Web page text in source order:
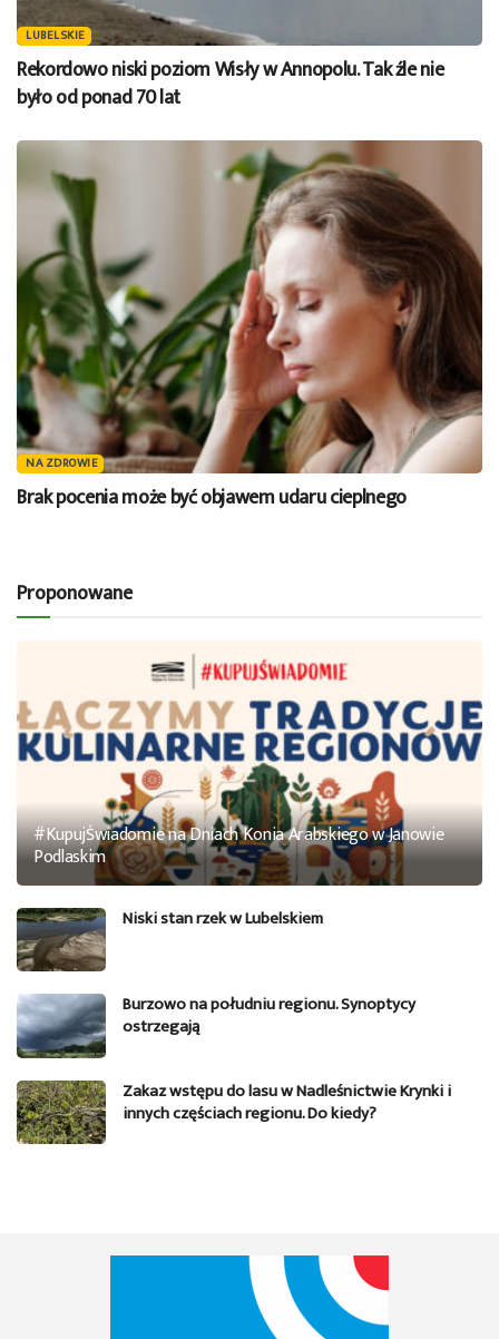
LUBELSKIE
Rekordowo niski poziom Wisły w Annopolu. Tak źle nie
było od ponad 70 lat
NA ZDROWIE
Brak pocenia może być objawem udaru cieplnego
Proponowane
#KupujŚwiadomie na Dniach Konia Arabskiego w Janowie
Podlaskim
Niski stan rzek w Lubelskiem
Burzowo na południu regionu. Synoptycy
ostrzegają
Zakaz wstępu do lasu w Nadleśnictwie Krynki i
innych częściach regionu. Do kiedy?